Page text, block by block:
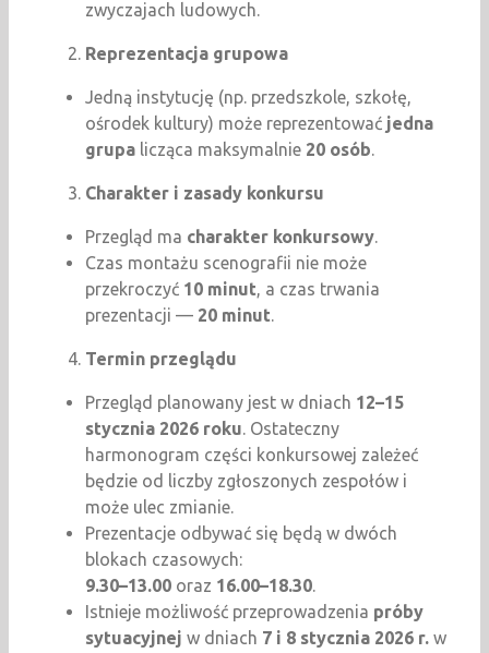
zwyczajach ludowych.
Reprezentacja grupowa
Jedną instytucję (np. przedszkole, szkołę,
ośrodek kultury) może reprezentować jedna
grupa licząca maksymalnie 20 osób.
Charakter i zasady konkursu
Przegląd ma charakter konkursowy.
Czas montażu scenografii nie może
przekroczyć 10 minut, a czas trwania
prezentacji — 20 minut.
Termin przeglądu
Przegląd planowany jest w dniach 12–15
stycznia 2026 roku. Ostateczny
harmonogram części konkursowej zależeć
będzie od liczby zgłoszonych zespołów i
może ulec zmianie.
Prezentacje odbywać się będą w dwóch
blokach czasowych:
9.30–13.00 oraz 16.00–18.30.
Istnieje możliwość przeprowadzenia próby
sytuacyjnej w dniach 7 i 8 stycznia 2026 r. w